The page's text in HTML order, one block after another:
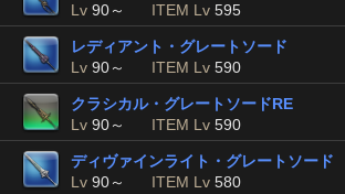
Lv 90～ ITEM Lv 595
レディアント・グレートソード
Lv 90～ ITEM Lv 590
クラシカル・グレートソードRE
Lv 90～ ITEM Lv 590
ディヴァインライト・グレートソード
Lv 90～ ITEM Lv 580